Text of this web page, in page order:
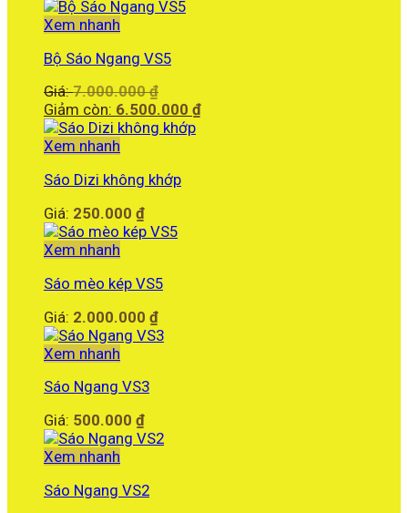
Xem nhanh
Bộ Sáo Ngang VS5
Giá:7.000.000₫
gốc
là:
Giảm còn: 6.500.000 ₫Giá
Xem nhanh
Sáo Dizi không khớp
Giá: 250.000 ₫
Xem nhanh
Sáo mèo kép VS5
Giá: 2.000.000 ₫
Xem nhanh
Sáo Ngang VS3
Giá: 500.000 ₫
Xem nhanh
Sáo Ngang VS2